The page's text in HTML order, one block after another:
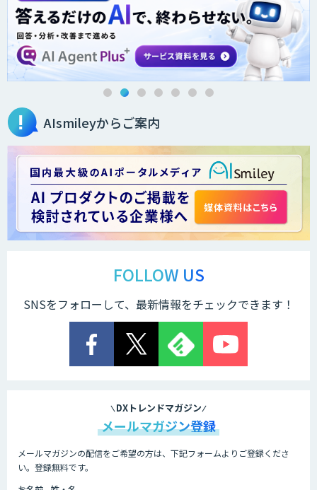
AIsmileyからご案内
FOLLOW US
SNSをフォローして、最新情報をチェックできます！
DXトレンドマガジン
メールマガジン登録
メールマガジンの配信をご希望の方は、下記フォームよりご登録くださ
い。登録無料です。